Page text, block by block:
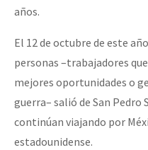
años.
El 12 de octubre de este
personas –trabajadores
mejores oportunidades o
guerra– salió de San
continúan viajando por
estadounidense.